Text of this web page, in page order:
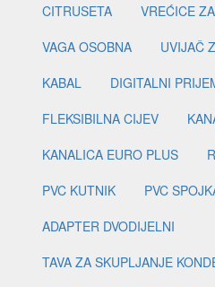
CITRUSETA
VREĆICE
VAGA OSOBNA
UVIJAČ
KABAL
DIGITALNI
FLEKSIBILNA CIJEV
KANALICA EURO PLUS
PVC KUTNIK
PVC
ADAPTER DVODIJELNI
TAVA ZA SKUPLJANJE